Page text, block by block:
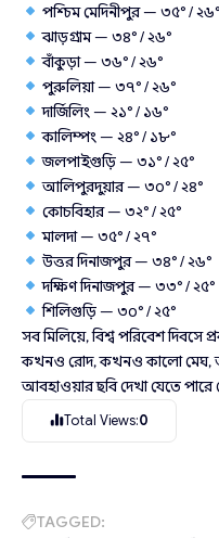
পশ্চিম মেদিনীপুর — ৩৫° / ২৬°
ঝাড়গ্রাম — ৩৪° / ২৬°
বাঁকুড়া — ৩৬° / ২৬°
পুরুলিয়া — ৩৭° / ২৬°
দার্জিলিং — ২১° / ১৬°
কালিম্পং — ২৪° / ১৮°
জলপাইগুড়ি — ৩১° / ২৫°
আলিপুরদুয়ার — ৩০° / ২৪°
কোচবিহার — ৩২° / ২৫°
মালদা — ৩৫° / ২৭°
উত্তর দিনাজপুর — ৩৪° / ২৬°
দক্ষিণ দিনাজপুর — ৩৩° / ২৫°
শিলিগুড়ি — ৩০° / ২৫°
সব মিলিয়ে, বিশ্ব পরিবেশ দিবসে
কখনও রোদ, কখনও কালো মেঘ,
আবহাওয়ার ছবি দেখা যেতে পারে
Total Views:0
TAGGED: